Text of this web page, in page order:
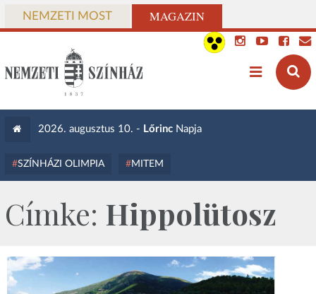
NEMZETI MOST MAGAZIN
2026. augusztus 10. - LőrincNapja
SZÍNHÁZI OLIMPIA MITEM
Címke: Hippolütosz